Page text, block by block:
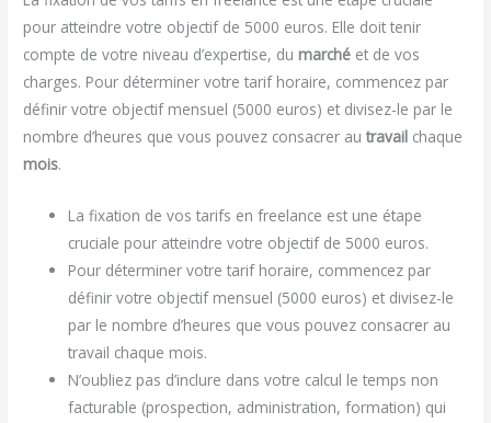
pour atteindre votre objectif de 5000 euros. Elle doit tenir
compte de votre niveau d’expertise, du marché et de vos
charges. Pour déterminer votre tarif horaire, commencez par
définir votre objectif mensuel (5000 euros) et divisez-le par le
nombre d’heures que vous pouvez consacrer autravail chaque
mois.
La fixation de vos tarifs en freelance est une étape
cruciale pour atteindre votre objectif de 5000 euros.
Pour déterminer votre tarif horaire, commencez par
définir votre objectif mensuel (5000 euros) et divisez-le
par le nombre d’heures que vous pouvez consacrer au
travail chaque mois.
N’oubliez pas d’inclure dans votre calcul le temps non
facturable (prospection, administration, formation) qui